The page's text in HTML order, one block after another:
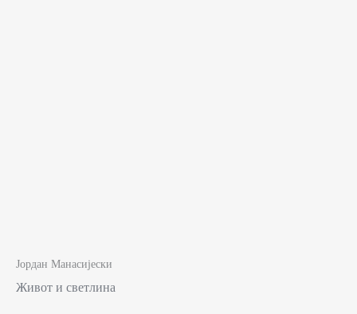
Јордан Манасијески
Живот и светлина